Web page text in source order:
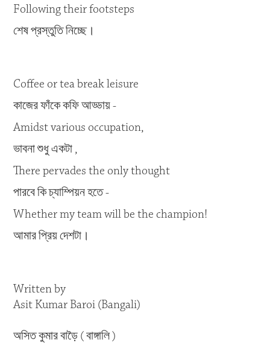
Following their footsteps
শেষ প্রস্তুতি নিচ্ছে।
Coffee or tea break leisure
কাজের ফাঁকে কফি আড্ডায় -
Amidst various occupation,
ভাবনা শুধু একটা ,
There pervades the only thought
পারবে কি চ্যাম্পিয়ন হতে -
Whether my team will be the champion!
আমার প্রিয় দেশটা।
Written by
Asit Kumar Baroi (Bangali)
অসিত কুমার বাড়ৈ ( বাঙ্গালি )